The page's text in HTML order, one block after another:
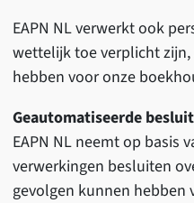
EAPN NL verwerkt ook
wettelijk toe verplicht zijn,
hebben voor onze
Geautomatiseerde
EAPN NL neemt op basis
verwerkingen besluiten
gevolgen kunnen hebben